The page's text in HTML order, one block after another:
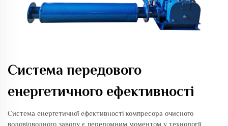
Система передового
енергетичного ефективності
Система енергетичної ефективності компресора очисного
водовідводного заводу є переломним моментом у технології